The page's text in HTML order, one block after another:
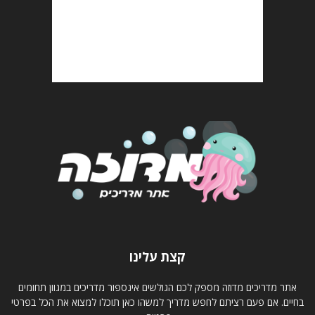
קצת עלינו
אתר מדריכים מדוזה מספק לכם הגולשים אינספור מדריכים במגוון תחומים
בחיים. אם פעם רציתם לחפש מדריך למשהו כאן תוכלו למצוא את הכל בפרטי